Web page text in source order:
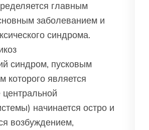
главным
заболеванием и
синдрома.
синдром, пусковым
которого является
начинается остро и
возбуждением,